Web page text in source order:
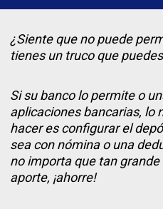
¿Siente que no puede
tienes un truco que
Si su banco lo permite o
aplicaciones bancarias, lo
hacer es configurar el
sea con nómina o una
no importa que tan
aporte, ¡ahorre!